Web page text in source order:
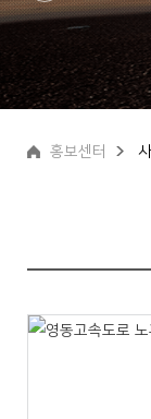
홍보센터